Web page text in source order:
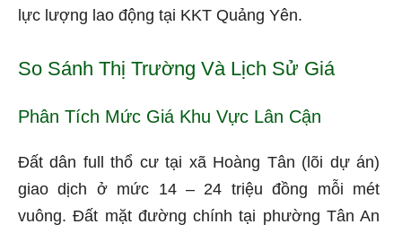
lực lượng lao động tại KKT Quảng Yên.
So Sánh Thị Trường Và Lịch Sử Giá
Phân Tích Mức Giá Khu Vực Lân Cận
Đất dân full thổ cư tại xã Hoàng Tân (lõi dự án)
giao dịch ở mức 14 – 24 triệu đồng mỗi mét
vuông. Đất mặt đường chính tại phường Tân An